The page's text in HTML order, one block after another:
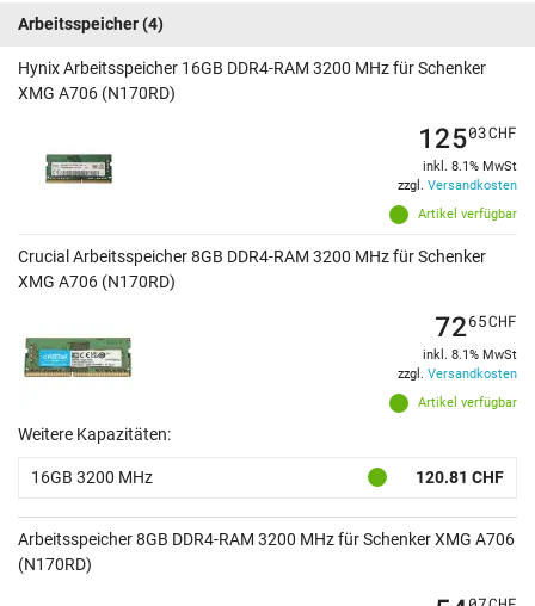
Arbeitsspeicher(4)
Hynix Arbeitsspeicher 16GB DDR4-RAM 3200 MHz für Schenker
XMG A706 (N170RD)
Artikel verfügbar
12503CHF
inkl. 8.1% MwSt
zzgl. Versandkosten
Crucial Arbeitsspeicher 8GB DDR4-RAM 3200 MHz für Schenker
XMG A706 (N170RD)
Artikel verfügbar
7265CHF
inkl. 8.1% MwSt
zzgl. Versandkosten
Weitere Kapazitäten:
16GB 3200 MHz 120.81 CHF
Arbeitsspeicher 8GB DDR4-RAM 3200 MHz für Schenker XMG A706
(N170RD)